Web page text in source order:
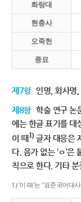
화랑대
현충사
오죽헌
종묘
제7항 인명, 회사명
제8항 학술 연구 논
에는 한글 표기를 대
이 때1)글자 대응은
다. 음가 없는 ‘ㅇ’
칙으로 한다. 기타
1) '이 때'는 "표준국어대